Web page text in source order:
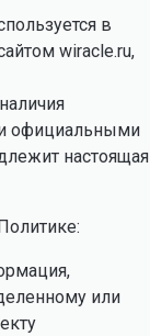
в
wiracle.ru,
официальными
настоящая
или